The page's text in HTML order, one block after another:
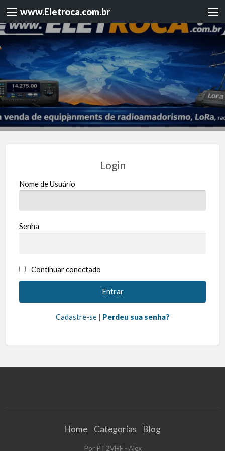
www.Eletroca.com.br
Login
Nome de Usuário
Senha
Continuar conectado
Cadastre-se| Perdeu sua senha?
Home Categorias Blog
Por PT2VHF - Alex